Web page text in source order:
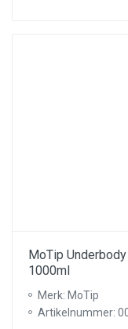
MoTip
1000ml
Merk: MoTip
Artikelnummer: